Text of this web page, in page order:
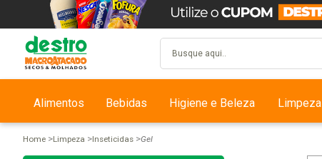
Alimentos Bebidas Higiene e Beleza Limpeza
Home Limpeza Inseticidas Gel